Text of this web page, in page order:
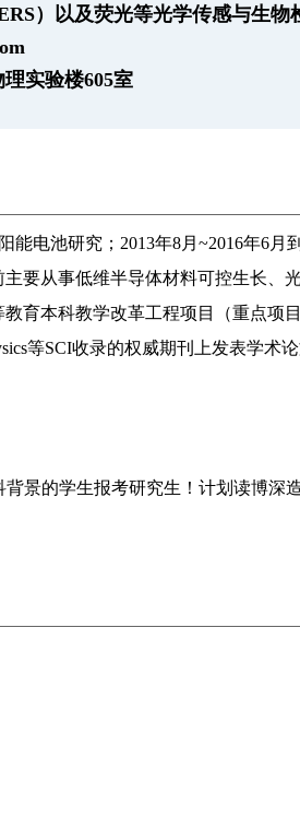
）以及荧光等光学传感与生物
实验楼605室
电池研究；2013年8月~2016年6月
要从事低维半导体材料可控生长、
育本科教学改革工程项目（重点项
等SCI收录的权威期刊上发表学
景的学生报考研究生！计划读博深